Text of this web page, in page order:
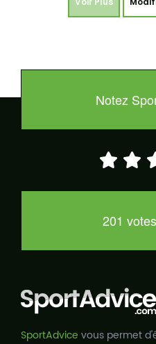
Notez
201
SportAdvice vous permet